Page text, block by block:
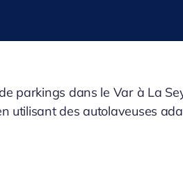
parkings dans le Var à La
utilisant des autolaveuses